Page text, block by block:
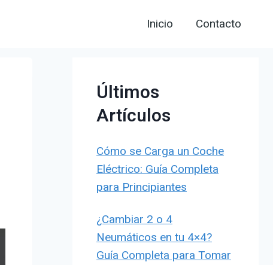
Inicio Contacto
Últimos
Artículos
Cómo se Carga un Coche
Eléctrico: Guía Completa
para Principiantes
¿Cambiar 2 o 4
Neumáticos en tu 4×4?
Guía Completa para Tomar